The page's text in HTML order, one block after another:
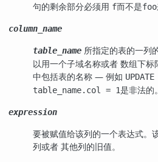
句的剩余部分必须用 f而不是foo
column_name
table_name 所指定的表的一列
以用一个子域名称或者 数组下
中包括表的名称 — 例如
table_name.col = 1是非法的。
expression
要被赋值给该列的一个表达式。
列或者 其他列的旧值。